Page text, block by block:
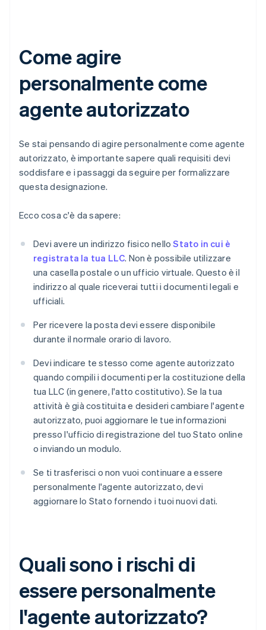
Come agire
personalmente come
agente autorizzato
Se stai pensando di agire personalmente come agente
autorizzato, è importante sapere quali requisiti devi
soddisfare e i passaggi da seguire per formalizzare
questa designazione.
Ecco cosa c'è da sapere:
Devi avere un indirizzo fisico nelloStato in cui è
registrata la tua LLC. Non è possibile utilizzare
una casella postale o un ufficio virtuale. Questo è il
indirizzo al quale riceverai tutti i documenti legali e
ufficiali.
Per ricevere la posta devi essere disponibile
durante il normale orario di lavoro.
Devi indicare te stesso come agente autorizzato
quando compili i documenti per la costituzione della
tua LLC (in genere, l'atto costitutivo). Se la tua
attività è già costituita e desideri cambiare l'agente
autorizzato, puoi aggiornare le tue informazioni
presso l'ufficio di registrazione del tuo Stato online
o inviando un modulo.
Se ti trasferisci o non vuoi continuare a essere
personalmente l'agente autorizzato, devi
aggiornare lo Stato fornendo i tuoi nuovi dati.
Quali sono i rischi di
essere personalmente
l'agente autorizzato?